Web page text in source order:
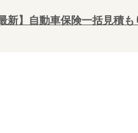
新】自動車保険一括見積